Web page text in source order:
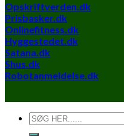
Opskriftverden.dk
Prisbasker.dk
Onlinefitness.dk
Hyggestedet.dk
Satana.dk
Shus.dk
Robotanmeldelse.dk
Søg
efter: